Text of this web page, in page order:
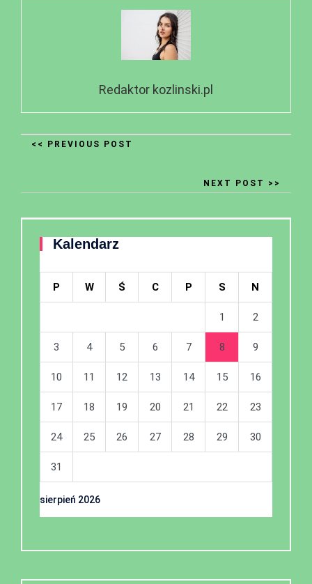
Redaktor kozlinski.pl
<< PREVIOUS POST
NEXT POST >>
Kalendarz
sierpień 2026
P W Ś C P S N
1 2
3 4 5 6 7 8 9
10 11 12 13 14 15 16
17 18 19 20 21 22 23
24 25 26 27 28 29 30
31